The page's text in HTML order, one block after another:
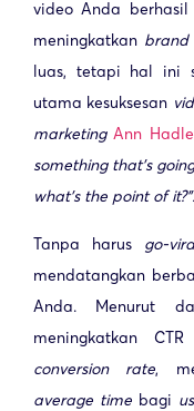
video Anda
meningkatkan brand
luas, tetapi hal ini
utama kesuksesan
marketingAnn
something that’s
what’s the point of it?”.
Tanpa harus go-
mendatangkan
Anda. Menurut
meningkatkan
conversion rate,
average time bagi